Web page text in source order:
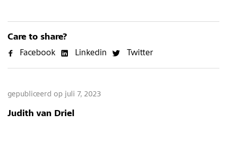
Care to share?
gepubliceerd op juli 7, 2023
Judith van Driel